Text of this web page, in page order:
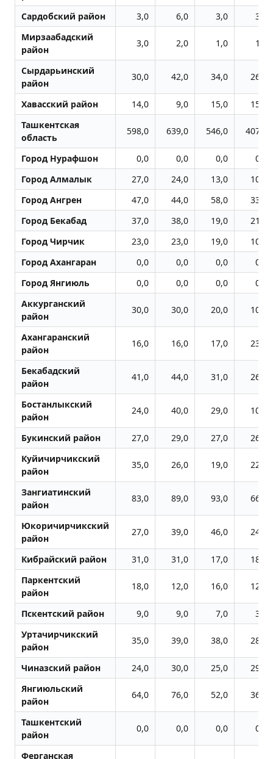
Сардобский район
3,0 6,0 3,0
3,0
Мирзаабадский
район
3,0 2,0 1,0 1,0
Сырдарьинский
район
30,0 42,0 34,0 26,0
Хавасский район 14,0 9,0 15,0
15,0
Ташкентская
область
598,0 639,0 546,0 407,0
Город Нурафшон 0,0 0,0 0,0
0,0
Город Алмалык
27,0 24,0 13,0
10,0
Город Ангрен
47,0 44,0 58,0
33,0
Город Бекабад
37,0 38,0 19,0
21,0
Город Чиpчик
23,0 23,0 19,0
10,0
Город Ахангаран
0,0 0,0 0,0
0,0
Город Янгиюль
0,0 0,0 0,0
0,0
Аккурганский
район
30,0 30,0 20,0 10,0
Ахангаранский
район
16,0 16,0 17,0 23,0
Бекабадский
район
41,0 44,0 31,0 26,0
Бостанлыкский
район
24,0 40,0 29,0 10,0
Букинский район 27,0 29,0 27,0
26,0
Куйичирчикский
район
35,0 26,0 19,0 22,0
Зангиатинский
район
83,0 89,0 93,0 66,0
Юкоричирчикский
район
27,0 39,0 46,0 24,0
Кибрайский район 31,0 31,0 17,0
18,0
Паркентский
район
18,0 12,0 16,0 12,0
Пскентский район 9,0 9,0 7,0
3,0
Уртачирчикский
район
35,0 39,0 38,0 28,0
Чиназский район 24,0 30,0 25,0
29,0
Янгиюльский
район
64,0 76,0 52,0 36,0
Ташкентский
район
0,0 0,0 0,0 0,0
Ферганская